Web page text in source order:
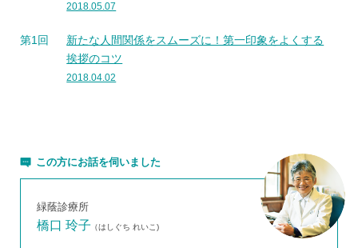
2018.05.07
第1回
新たな人間関係をスムーズに！第一印象をよくする
挨拶のコツ
2018.04.02
この方にお話を伺いました
緑蔭診療所
橋口 玲子 （はしぐち れいこ)